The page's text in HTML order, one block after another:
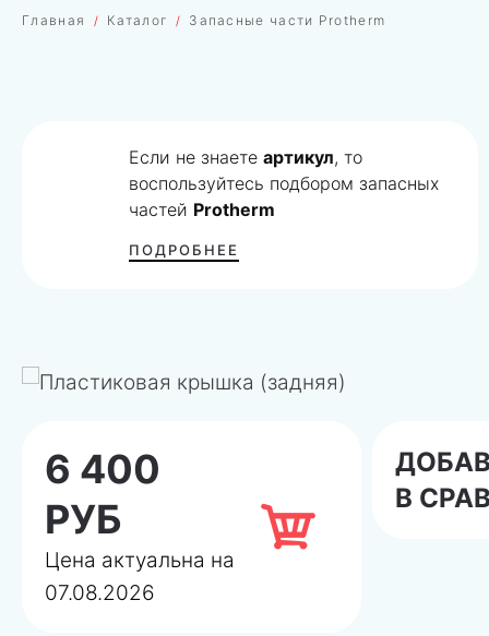
Главная Каталог Запасные части Protherm
Если не знаетеартикул, то
воспользуйтесь подбором запасных
частей Protherm
ПОДРОБНЕЕ
6 400
РУБ
Цена актуальна на
07.08.2026
В